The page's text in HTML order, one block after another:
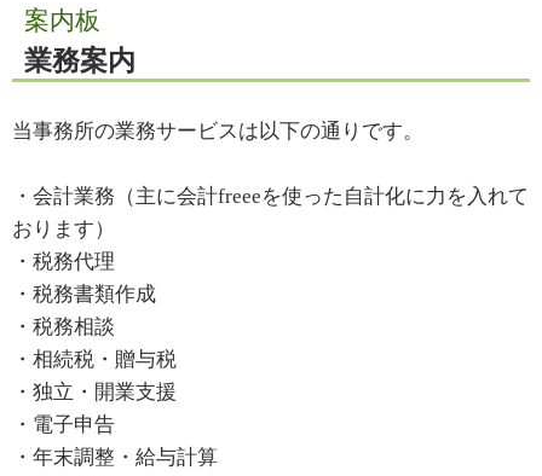
案内板
業務案内
当事務所の業務サービスは以下の通りです。
・会計業務（主に会計freeeを使った自計化に力を入れて
おります）
・税務代理
・税務書類作成
・税務相談
・相続税・贈与税
・独立・開業支援
・電子申告
・年末調整・給与計算